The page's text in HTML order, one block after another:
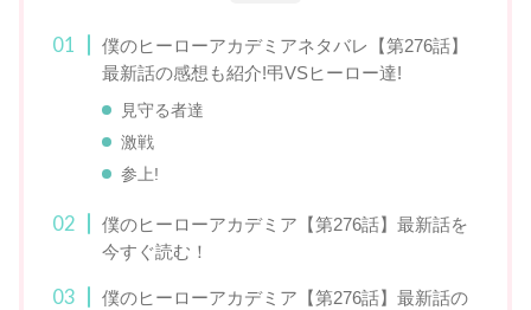
僕のヒーローアカデミアネタバレ【第276話】
最新話の感想も紹介!弔VSヒーロー達!
見守る者達
激戦
参上!
僕のヒーローアカデミア【第276話】最新話を
今すぐ読む！
僕のヒーローアカデミア【第276話】最新話の